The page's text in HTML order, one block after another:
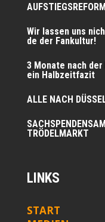
Wir las­sen uns
de der Fankultur!
3 Mona­te nach
ein Halbzeitfazit
ALLE NACH
TRÖDELMARKT
LINKS
START